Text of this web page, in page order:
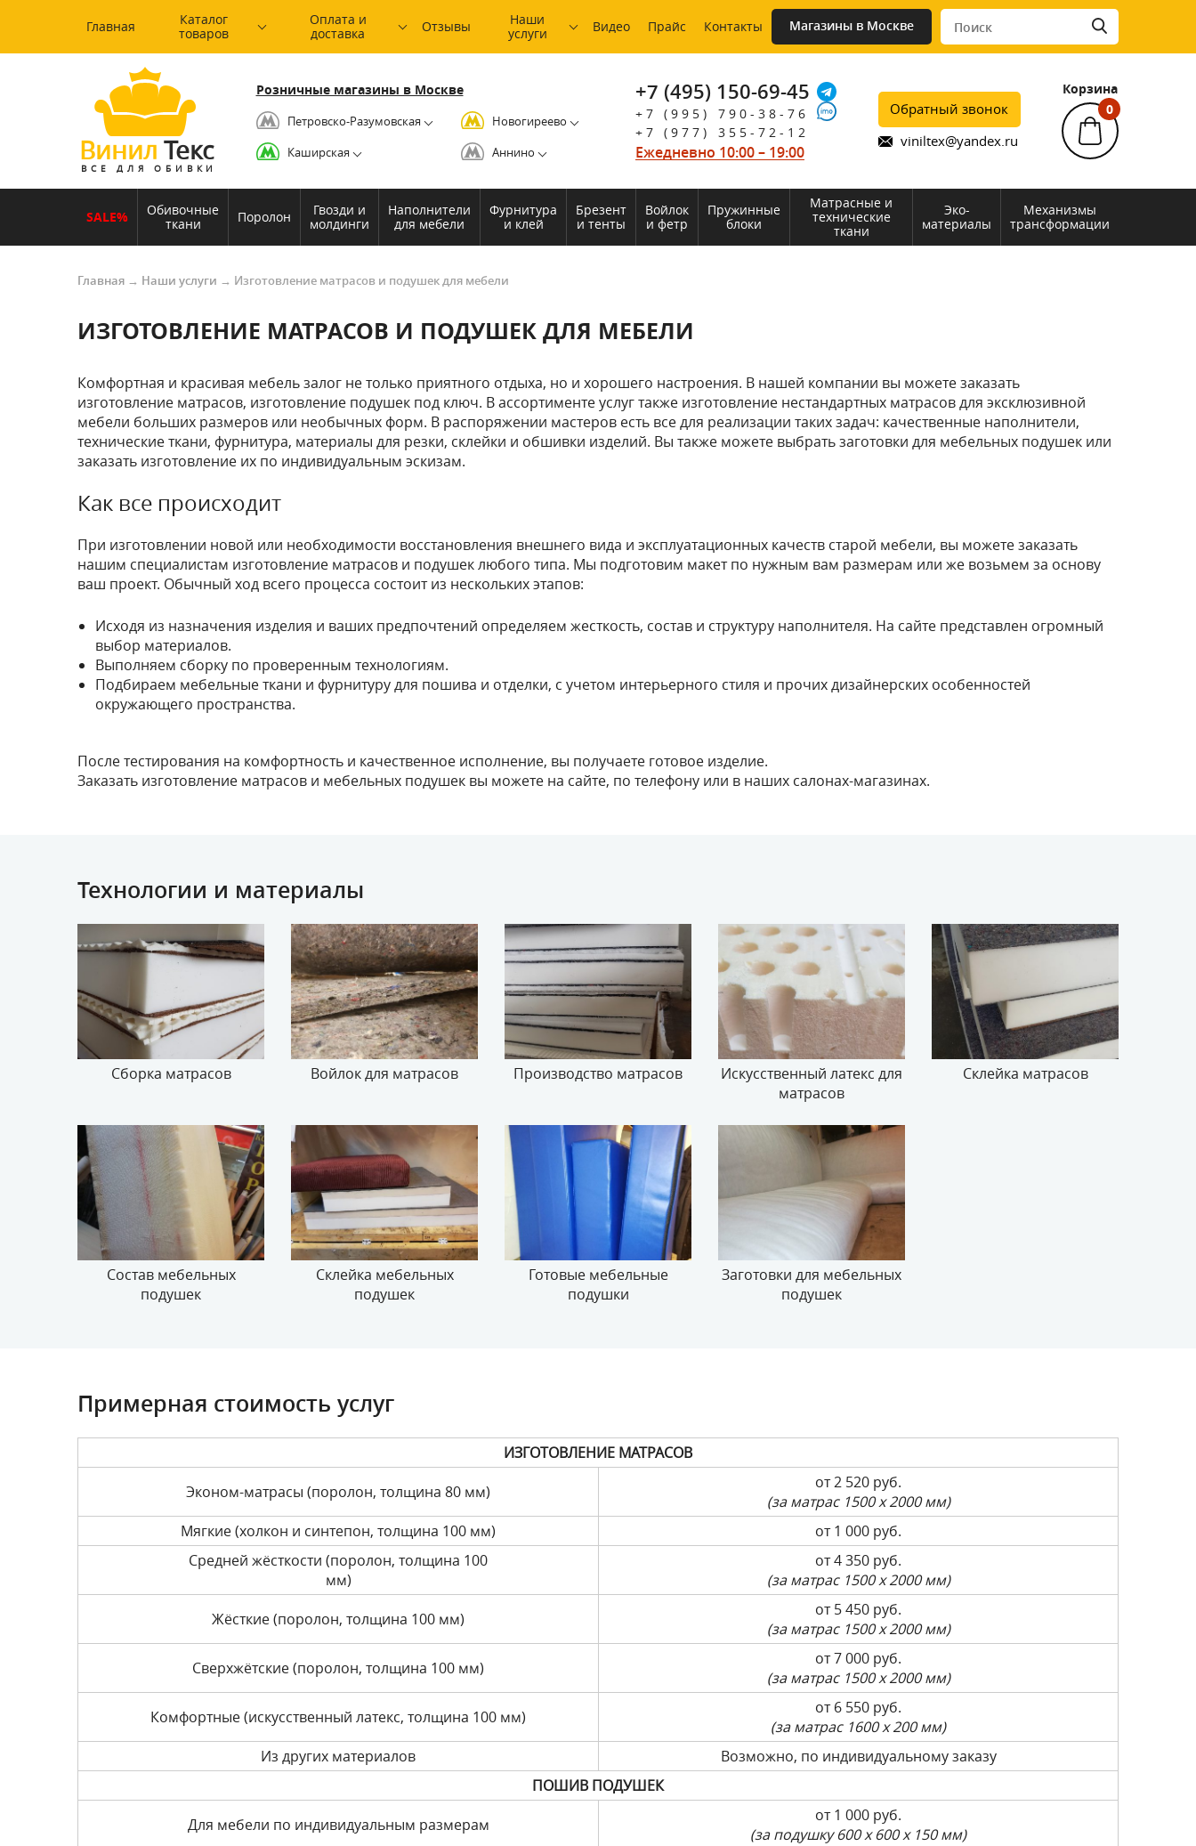
Главная
Каталог
товаров
Оплата и
доставка
Отзывы
Наши
услуги
Видео Прайс Контакты Магазины в Москве
Винил Текс
ВСЕ ДЛЯ ОБИВКИ
Розничные магазины в Москве
Петровско-Разумовская
Каширская
Новогиреево
Аннино
+7 (495) 150-69-45
+7 (995) 790-38-76
+7 (977) 355-72-12
Ежедневно 10:00 – 19:00
Обратный звонок
viniltex@yandex.ru
Корзина
0
SALE%
Обивочные
ткани
Поролон
Гвозди и
молдинги
Наполнители
для мебели
Фурнитура
и клей
Брезент
и тенты
Войлок
и фетр
Пружинные
блоки
Матрасные и
технические
ткани
Эко-
материалы
Механизмы
трансформации
Главная → Наши услуги → Изготовление матрасов и подушек для мебели
ИЗГОТОВЛЕНИЕ МАТРАСОВ И ПОДУШЕК ДЛЯ МЕБЕЛИ
Комфортная и красивая мебель залог не только приятного отдыха, но и хорошего настроения. В нашей компании вы можете заказать
изготовление матрасов, изготовление подушек под ключ. В ассортименте услуг также изготовление нестандартных матрасов для эксклюзивной
мебели больших размеров или необычных форм. В распоряжении мастеров есть все для реализации таких задач: качественные наполнители,
технические ткани, фурнитура, материалы для резки, склейки и обшивки изделий. Вы также можете выбрать заготовки для мебельных подушек или
заказать изготовление их по индивидуальным эскизам.
Как все происходит
При изготовлении новой или необходимости восстановления внешнего вида и эксплуатационных качеств старой мебели, вы можете заказать
нашим специалистам изготовление матрасов и подушек любого типа. Мы подготовим макет по нужным вам размерам или же возьмем за основу
ваш проект. Обычный ход всего процесса состоит из нескольких этапов:
Исходя из назначения изделия и ваших предпочтений определяем жесткость, состав и структуру наполнителя. На сайте представлен огромный
выбор материалов.
Выполняем сборку по проверенным технологиям.
Подбираем мебельные ткани и фурнитуру для пошива и отделки, с учетом интерьерного стиля и прочих дизайнерских особенностей
окружающего пространства.
После тестирования на комфортность и качественное исполнение, вы получаете готовое изделие.
Заказать изготовление матрасов и мебельных подушек вы можете на сайте, по телефону или в наших салонах-магазинах.
Технологии и материалы
Сборка матрасов Войлок для матрасов Производство матрасов
Искусственный латекс для
матрасов
Склейка матрасов
Состав мебельных
подушек
Склейка мебельных
подушек
Готовые мебельные
подушки
Заготовки для мебельных
подушек
Примерная стоимость услуг
ИЗГОТОВЛЕНИЕ МАТРАСОВ
Эконом-матрасы (поролон, толщина 80 мм)
от 2 520 руб.
(за матрас 1500 х 2000 мм)
Мягкие (холкон и синтепон, толщина 100 мм)
от 1 000 руб.
Средней жёсткости (поролон, толщина 100
мм)
от 4 350 руб.
(за матрас 1500 х 2000 мм)
Жёсткие (поролон, толщина 100 мм)
от 5 450 руб.
(за матрас 1500 х 2000 мм)
Сверхжётские (поролон, толщина 100 мм)
от 7 000 руб.
(за матрас 1500 х 2000 мм)
Комфортные (искусственный латекс, толщина 100 мм)
от 6 550 руб.
(за матрас 1600 х 200 мм)
Из других материалов
Возможно, по индивидуальному заказу
ПОШИВ ПОДУШЕК
Для мебели по индивидуальным размерам
от 1 000 руб.
(за подушку 600 х 600 х 150 мм)